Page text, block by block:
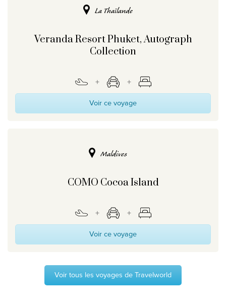
La Thaïlande
Veranda Resort Phuket, Autograph
Collection
Voir ce voyage
Maldives
COMO Cocoa Island
Voir ce voyage
Voir tous les voyages de Travelworld